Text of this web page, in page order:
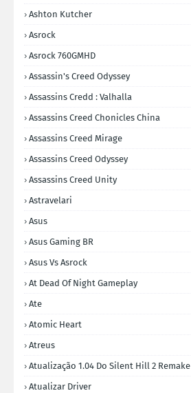
Ashton Kutcher
Asrock
Asrock 760GMHD
Assassin's Creed Odyssey
Assassins Credd : Valhalla
Assassins Creed Chonicles China
Assassins Creed Mirage
Assassins Creed Odyssey
Assassins Creed Unity
Astravelari
Asus
Asus Gaming BR
Asus Vs Asrock
At Dead Of Night Gameplay
Ate
Atomic Heart
Atreus
Atualização 1.04 Do Silent Hill 2 Remake
Atualizar Driver